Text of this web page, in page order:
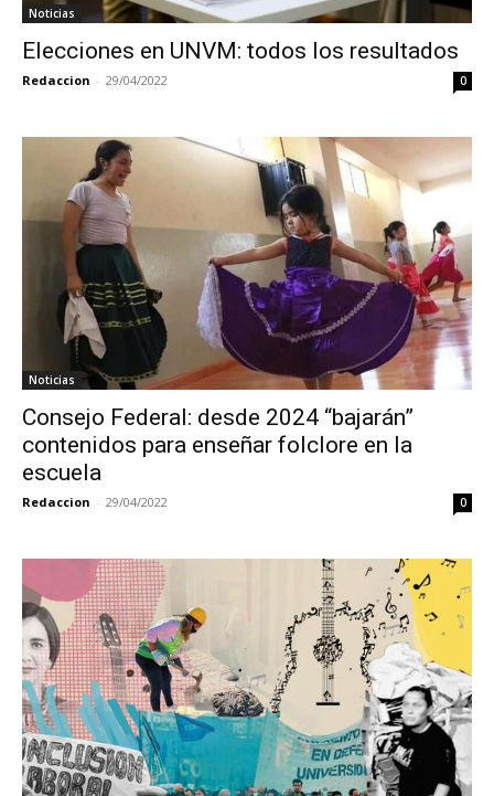
Noticias
Elecciones en UNVM: todos los resultados
Redaccion - 29/04/2022 0
Noticias
Consejo Federal: desde 2024 “bajarán”
contenidos para enseñar folclore en la
escuela
Redaccion - 29/04/2022 0